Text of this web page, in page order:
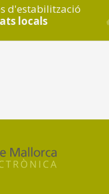
d'estabilització
locals